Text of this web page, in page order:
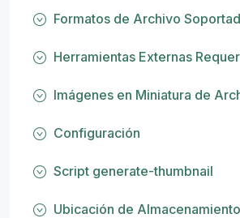
Formatos de Archivo
Herramientas Externas
Imágenes en Miniatura de
Configuración
Script generate-thumbnail
Ubicación de